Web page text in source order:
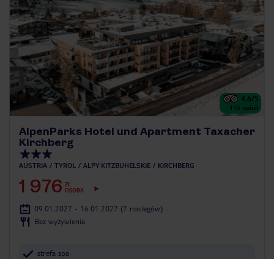
4.6/5
115 opinii
AlpenParks Hotel und Apartment Taxacher
Kirchberg
AUSTRIA TYROL ALPY KITZBUHELSKIE KIRCHBERG
1 976 ZŁ
OSOBA
09.01.2027 - 16.01.2027 (7 noclegów)
Bez wyżywienia
strefa spa